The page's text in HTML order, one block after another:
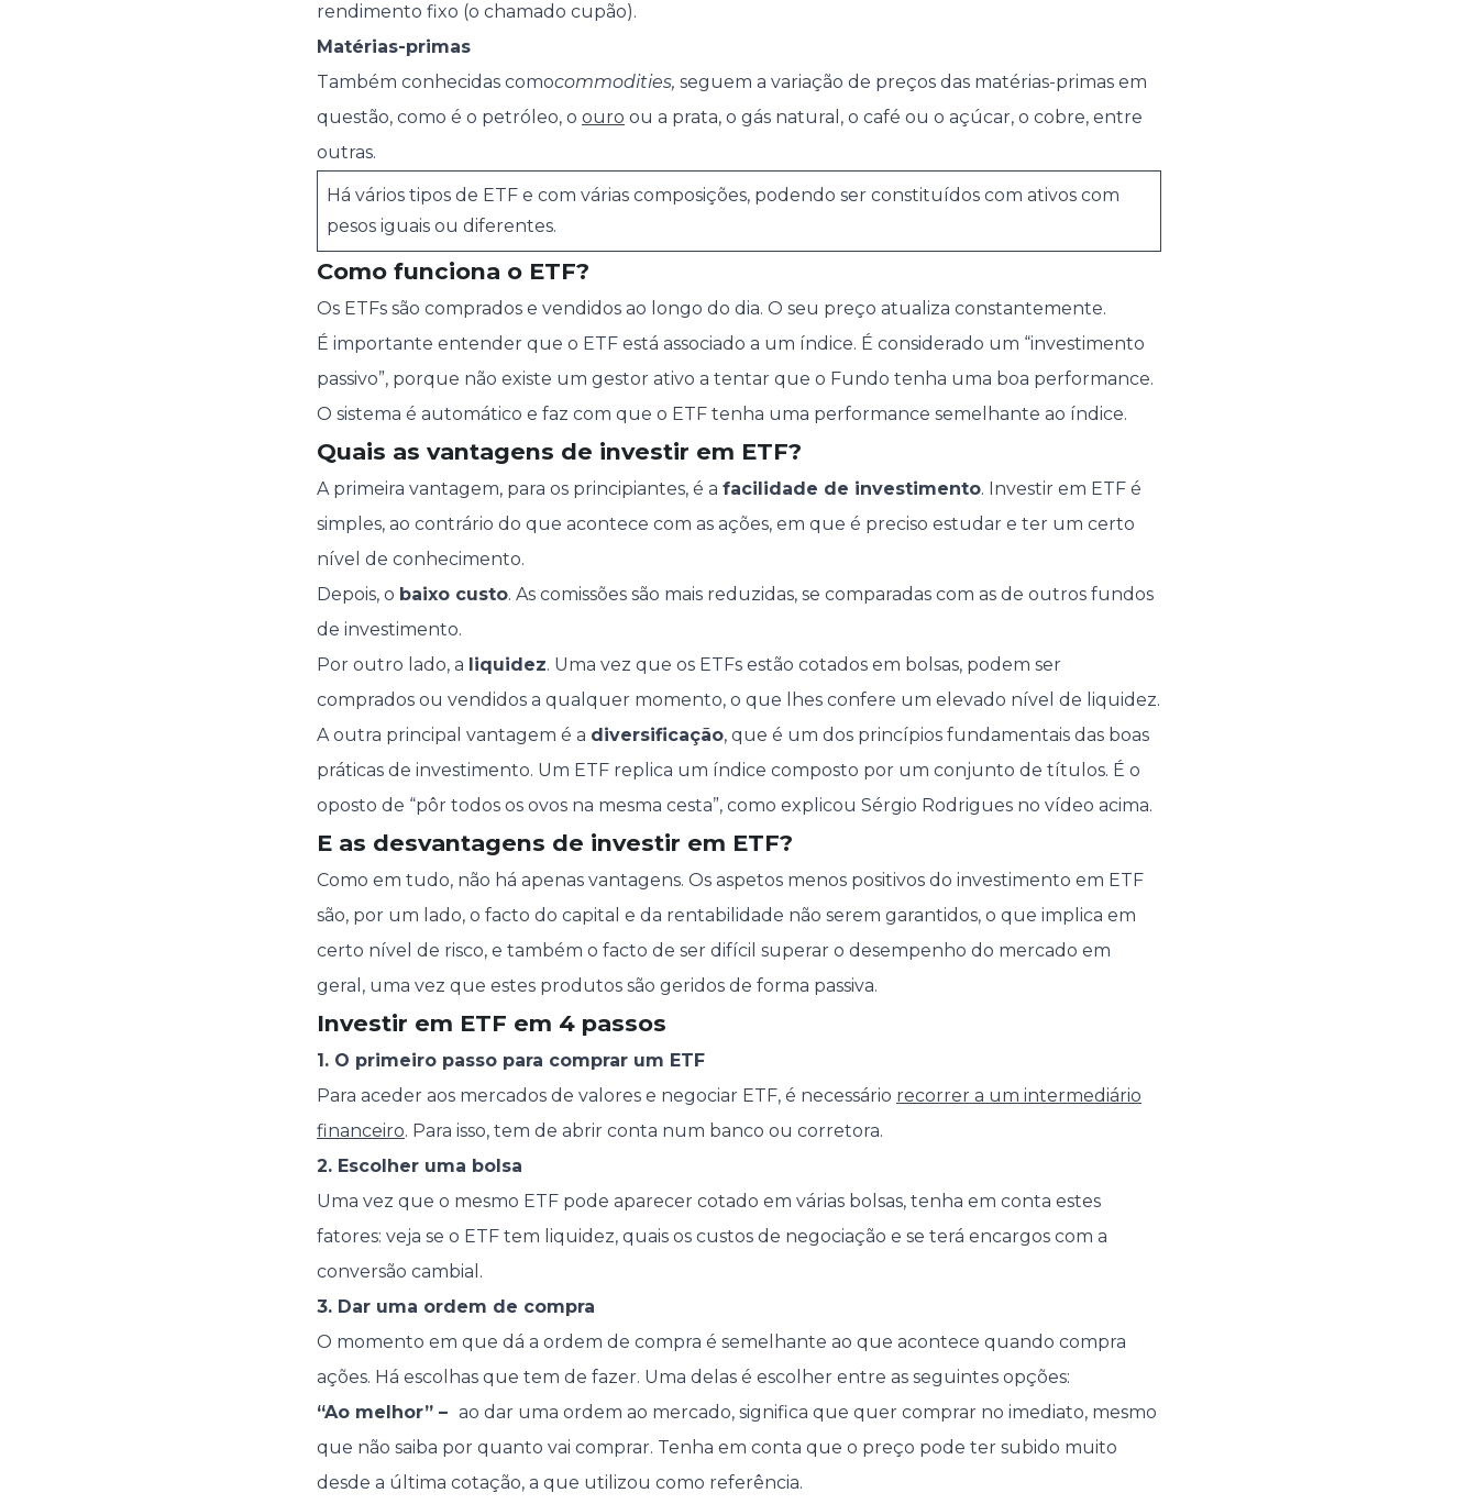
rendimento fixo (o chamado cupão).
Matérias-primas
Também conhecidas comocommodities, seguem a variação de preços das matérias-primas em
questão, como é o petróleo, o ouro ou a prata, o gás natural, o café ou o açúcar, o cobre, entre
outras.
Há vários tipos de ETF e com várias composições, podendo ser constituídos com ativos com
pesos iguais ou diferentes.
Como funciona o ETF?
Os ETFs são comprados e vendidos ao longo do dia. O seu preço atualiza constantemente.
É importante entender que o ETF está associado a um índice. É considerado um “investimento
passivo”, porque não existe um gestor ativo a tentar que o Fundo tenha uma boa performance.
O sistema é automático e faz com que o ETF tenha uma performance semelhante ao índice.
Quais as vantagens de investir em ETF?
A primeira vantagem, para os principiantes, é a facilidade de investimento. Investir em ETF é
simples, ao contrário do que acontece com as ações, em que é preciso estudar e ter um certo
nível de conhecimento.
Depois, o baixo custo. As comissões são mais reduzidas, se comparadas com as de outros fundos
de investimento.
Por outro lado, a liquidez. Uma vez que os ETFs estão cotados em bolsas, podem ser
comprados ou vendidos a qualquer momento, o que lhes confere um elevado nível de liquidez.
A outra principal vantagem é a diversificação, que é um dos princípios fundamentais das boas
práticas de investimento. Um ETF replica um índice composto por um conjunto de títulos. É o
oposto de “pôr todos os ovos na mesma cesta”, como explicou Sérgio Rodrigues no vídeo acima.
E as desvantagens de investir em ETF?
Como em tudo, não há apenas vantagens. Os aspetos menos positivos do investimento em ETF
são, por um lado, o facto do capital e da rentabilidade não serem garantidos, o que implica em
certo nível de risco, e também o facto de ser difícil superar o desempenho do mercado em
geral, uma vez que estes produtos são geridos de forma passiva.
Investir em ETF em 4 passos
1. O primeiro passo para comprar um ETF
Para aceder aos mercados de valores e negociar ETF, é necessário recorrer a um intermediário
financeiro. Para isso, tem de abrir conta num banco ou corretora.
2. Escolher uma bolsa
Uma vez que o mesmo ETF pode aparecer cotado em várias bolsas, tenha em conta estes
fatores: veja se o ETF tem liquidez, quais os custos de negociação e se terá encargos com a
conversão cambial.
3. Dar uma ordem de compra
O momento em que dá a ordem de compra é semelhante ao que acontece quando compra
ações. Há escolhas que tem de fazer. Uma delas é escolher entre as seguintes opções:
“Ao melhor” – ao dar uma ordem ao mercado, significa que quer comprar no imediato, mesmo
que não saiba por quanto vai comprar. Tenha em conta que o preço pode ter subido muito
desde a última cotação, a que utilizou como referência.